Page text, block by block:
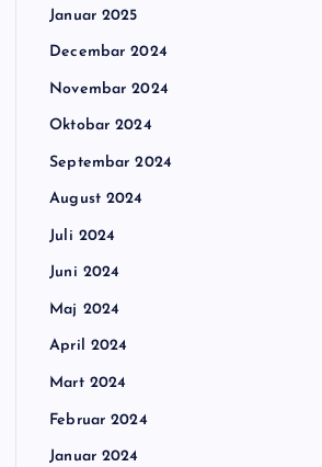
Januar 2025
Decembar 2024
Novembar 2024
Oktobar 2024
Septembar 2024
August 2024
Juli 2024
Juni 2024
Maj 2024
April 2024
Mart 2024
Februar 2024
Januar 2024